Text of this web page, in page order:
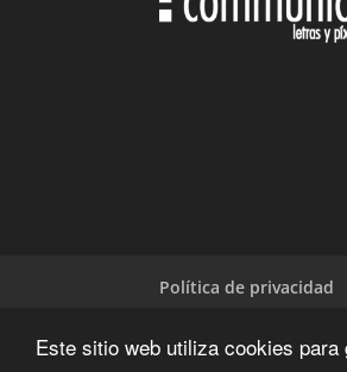
Este sitio web utiliza cookies
Política de privacidad
Diseñado y